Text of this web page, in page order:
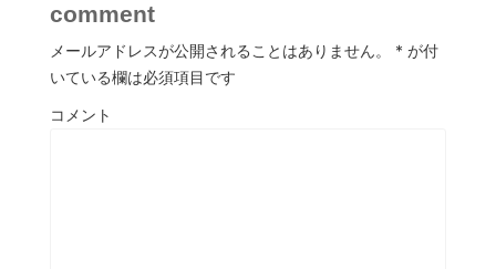
comment
メールアドレスが公開されることはありません。 * が付
いている欄は必須項目です
コメント